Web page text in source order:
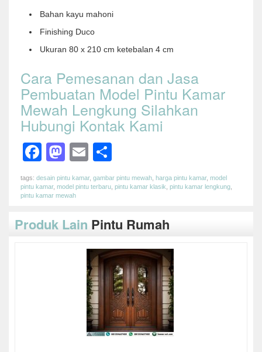
Bahan kayu mahoni
Finishing Duco
Ukuran 80 x 210 cm ketebalan 4 cm
Cara Pemesanan dan Jasa
Pembuatan Model Pintu Kamar
Mewah Lengkung Silahkan
Hubungi Kontak Kami
Facebook
Mastodon
Email
tags: desain pintu kamar, gambar pintu mewah harga pintu kamar, model
pintu kamar, model pintu terbaru pintu kamar klasik pintu kamar lengkung
pintu kamar mewah
Produk Lain Pintu Rumah